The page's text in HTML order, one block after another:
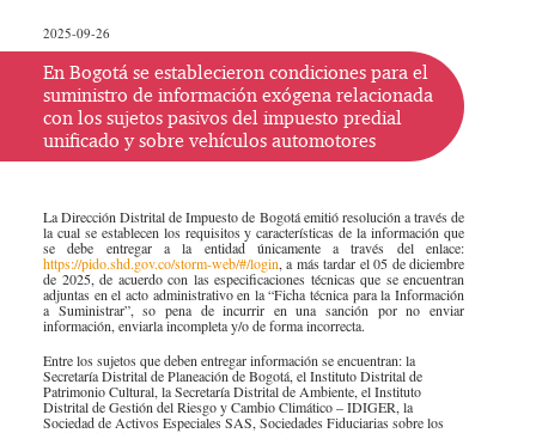
2023
2022
2021
2019
2018
2017
2016
activación
Instructivo
consulta App
consulta Web
Impuestos Territoriales, Litigios,
Regimen SIMPLE
Derecho corporativo, Comercio exterior,
patrimonio y precios de la transferencia
IVA, Impuesto nacional al consumo GMF
y otros tributos
Boletines /Newsletter /信息推送
Especiales Reforma Tributaria
Doing Business in Colombia
Servicios tributarios
PwC Colombia
2025-09-26
En Bogotá se establecieron condiciones para el
suministro de información exógena relacionada
con los sujetos pasivos del impuesto predial
unificado y sobre vehículos automotores
La Dirección Distrital de Impuesto de Bogotá emitió resolución a través de
la cual se establecen los requisitos y características de la información que
se debe entregar a la entidad únicamente a través del enlace:
https://pido.shd.gov.co/storm-web/#/login, a más tardar el 05 de diciembre
de 2025, de acuerdo con las especificaciones técnicas que se encuentran
adjuntas en el acto administrativo en la “Ficha técnica para la Información
a Suministrar”, so pena de incurrir en una sanción por no enviar
información, enviarla incompleta y/o de forma incorrecta.
Entre los sujetos que deben entregar información se encuentran: la
Secretaría Distrital de Planeación de Bogotá, el Instituto Distrital de
Patrimonio Cultural, la Secretaría Distrital de Ambiente, el Instituto
Distrital de Gestión del Riesgo y Cambio Climático – IDIGER, la
Sociedad de Activos Especiales SAS, Sociedades Fiduciarias sobre los